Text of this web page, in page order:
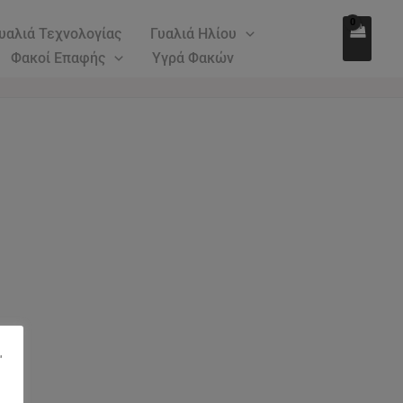
Τεχνολογίας
Γυαλιά Ηλίου
Φακοί Επαφής
Υγρά Φακών